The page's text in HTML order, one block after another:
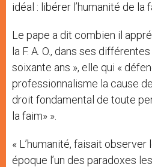
idéal : libérer l’humanité de la
Le pape a dit combien il
la F. A. O., dans ses
soixante ans », elle qui «
professionnalisme la cause
droit fondamental de toute
la faim» ».
« L’humanité, faisait observer
époque l’un des paradoxes